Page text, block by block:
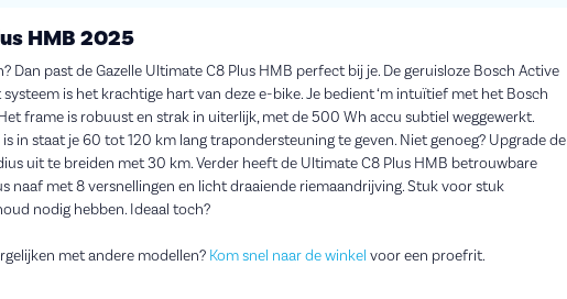
HMB 2025
Dan past de Gazelle Ultimate C8 Plus HMB perfect bij je. De geruisloze Bosch Active
is het krachtige hart van deze e-bike. Je bedient ‘m intuïtief met het Bosch
frame is robuust en strak in uiterlijk, met de 500 Wh accu subtiel weggewerkt.
in staat je 60 tot 120 km lang trapondersteuning te geven. Niet genoeg? Upgrade de
uit te breiden met 30 km. Verder heeft de Ultimate C8 Plus HMB betrouwbare
naaf met 8 versnellingen en licht draaiende riemaandrijving. Stuk voor stuk
nodig hebben. Ideaal toch?
met andere modellen? Kom snel naar de winkel voor een proefrit.